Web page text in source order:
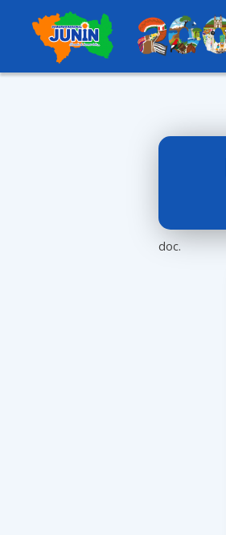
doc.